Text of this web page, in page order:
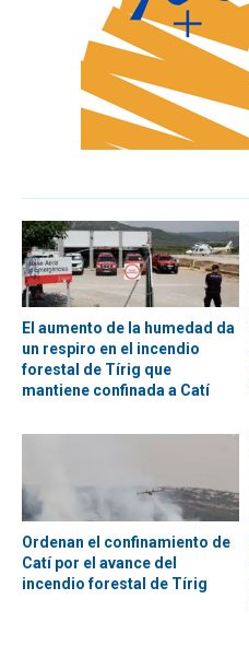
El aumento de la humedad da
un respiro en el incendio
forestal de Tírig que
mantiene confinada a Catí
Ordenan el confinamiento de
Catí por el avance del
incendio forestal de Tírig